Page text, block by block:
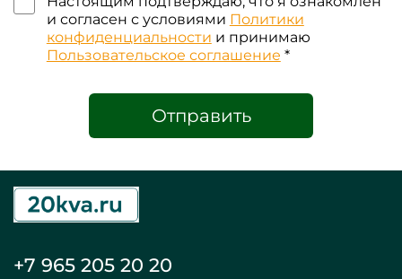
и согласен с условиями Политики
конфиденциальности и принимаю
Пользовательское соглашение *
Отправить
+7 965 205 20 20